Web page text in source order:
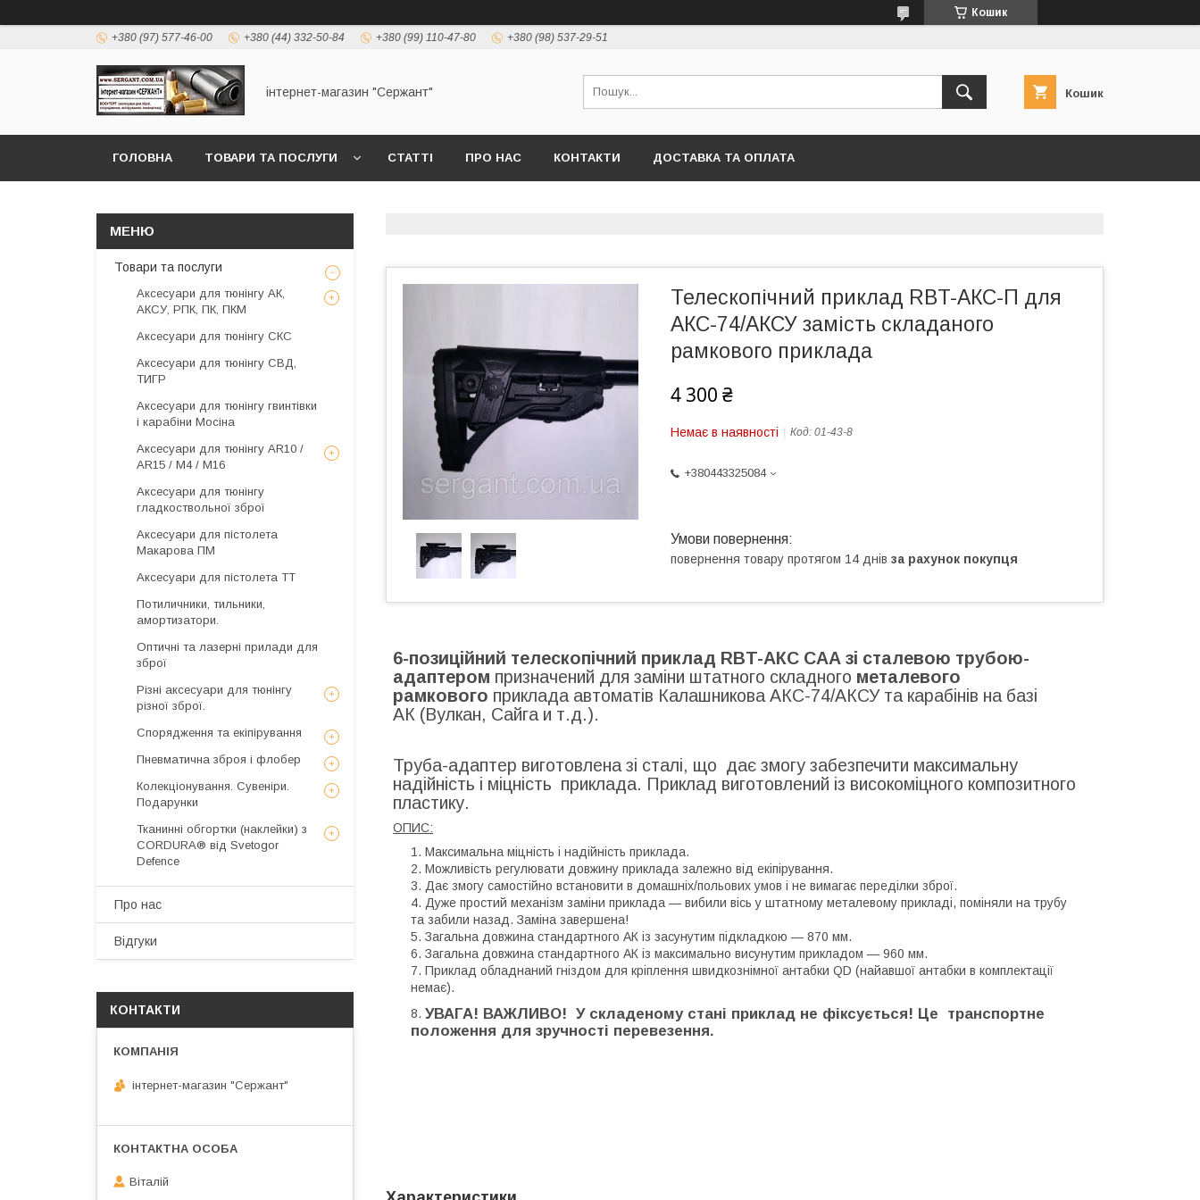
Кошик
+380 (97) 577-46-00 +380 (44) 332-50-84 +380 (99) 110-47-80 +380 (98) 537-29-51
інтернет-магазин "Сержант" Кошик
ГОЛОВНА ТОВАРИ ТА ПОСЛУГИ СТАТТІ ПРО НАС КОНТАКТИ ДОСТАВКА ТА ОПЛАТА
Телескопічний приклад RBT-АКС-П для
АКС-74/АКСУ замість складаного
рамкового приклада
4 300 ₴
Немає в наявності Код: 01-43-8
+380443325084
повернення товару протягом 14 днів за рахунок покупця
6-позиційний телескопічний приклад RBT-АКС САА зі сталевою трубою-
адаптером призначений для заміни штатного складного металевого
рамкового приклада автоматів Калашникова АКС-74/АКСУ та карабінів на базі
АК (Вулкан, Сайга и т.д.).
Труба-адаптер виготовлена зі сталі, що дає змогу забезпечити максимальну
надійність і міцність приклада. Приклад виготовлений із високоміцного композитного
пластику.
ОПИС:
Максимальна міцність і надійність приклада.
Можливість регулювати довжину приклада залежно від екіпірування.
Дає змогу самостійно встановити в домашніх/польових умов і не вимагає переділки зброї.
Дуже простий механізм заміни приклада — вибили вісь у штатному металевому прикладі, поміняли на трубу
та забили назад. Заміна завершена!
Загальна довжина стандартного АК із засунутим підкладкою — 870 мм.
Загальна довжина стандартного АК із максимально висунутим прикладом — 960 мм.
Приклад обладнаний гніздом для кріплення швидкознімної антабки QD (найавшої антабки в комплектації
немає).
УВАГА! ВАЖЛИВО! У складеному стані приклад не фіксується! Це транспортне
положення для зручності перевезення.
Товари та послуги
Аксесуари для тюнінгу АК,
АКСУ, РПК, ПК, ПКМ
Аксесуари для тюнінгу СКС
Аксесуари для тюнінгу СВД,
ТИГР
Аксесуари для тюнінгу гвинтівки
і карабіни Мосіна
Аксесуари для тюнінгу AR10 /
AR15 / М4 / М16
Аксесуари для тюнінгу
гладкоствольної зброї
Аксесуари для пістолета
Макарова ПМ
Аксесуари для пістолета ТТ
Потиличники, тильники,
амортизатори.
Оптичні та лазерні прилади для
зброї
Різні аксесуари для тюнінгу
різної зброї.
Спорядження та екіпірування
Пневматична зброя і флобер
Колекціонування. Сувеніри.
Подарунки
Тканинні обгортки (наклейки) з
CORDURA® від Svetogor
Defence
Про нас
Відгуки
КОНТАКТИ
інтернет-магазин "Сержант"
Віталій